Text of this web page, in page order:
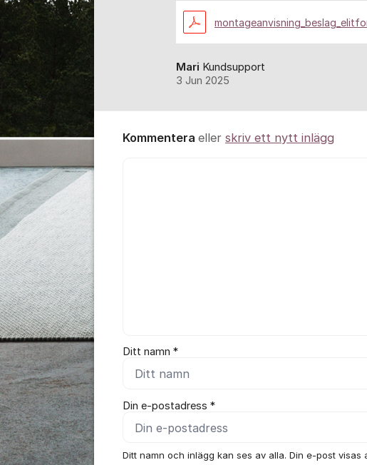
Mari Kundsupport
3 Jun 2025
Kommentera eller skriv ett nytt inlägg
Ditt namn *
Din e-postadress *
Ditt namn och inlägg kan ses av alla. Din e-post visas